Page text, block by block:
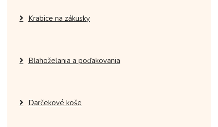
Krabice na zákusky
Blahoželania a poďakovania
Darčekové koše